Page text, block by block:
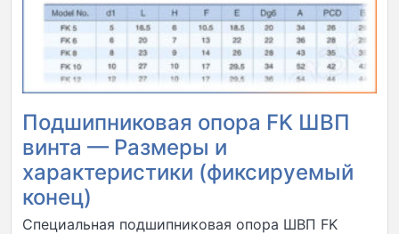
Подшипниковая опора FK ШВП
винта — Размеры и
характеристики (фиксируемый
конец)
Специальная подшипниковая опора ШВП FK